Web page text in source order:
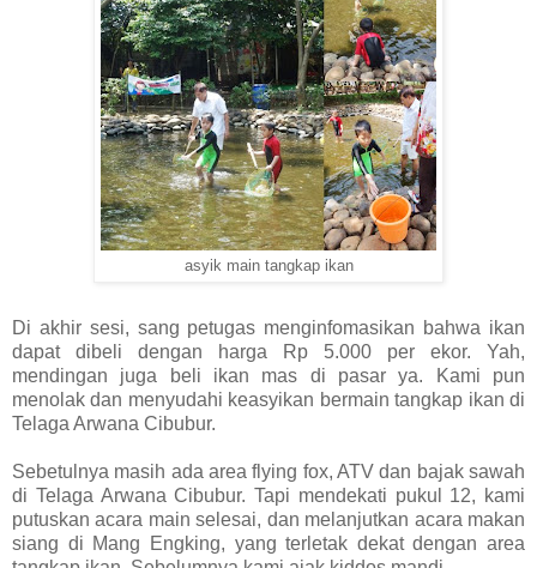
asyik main tangkap ikan
Di akhir sesi, sang petugas menginfomasikan bahwa ikan
dapat dibeli dengan harga Rp 5.000 per ekor. Yah,
mendingan juga beli ikan mas di pasar ya. Kami pun
menolak dan menyudahi keasyikan bermain tangkap ikan di
Telaga Arwana Cibubur.
Sebetulnya masih ada area flying fox, ATV dan bajak sawah
di Telaga Arwana Cibubur. Tapi mendekati pukul 12, kami
putuskan acara main selesai, dan melanjutkan acara makan
siang di Mang Engking, yang terletak dekat dengan area